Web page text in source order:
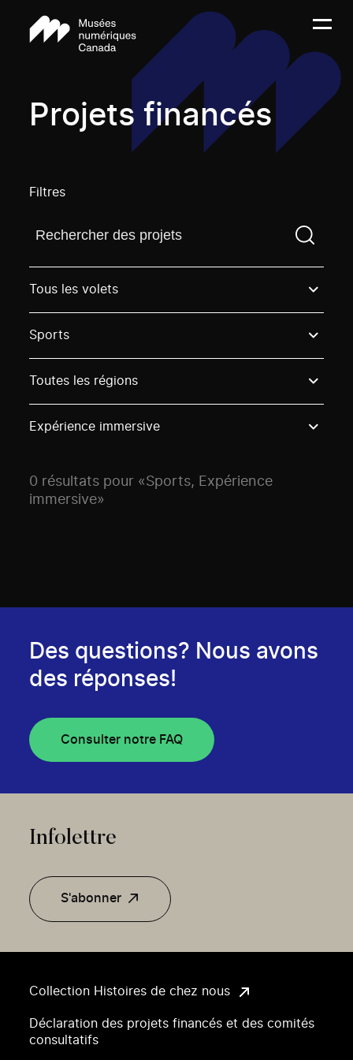
Projets financés
Filtres
Trouvez un projetVous devez saisir un terme de
Tous les volets
Sports
Toutes les régions
Expérience immersive
0 résultats pour «Sports, Expérience
immersive»
Collection Histoires de chez nous
Déclaration des projets financés et des comités
consultatifs
Des questions? Nous avons
des réponses!
Consulter notre FAQ
Infolettre
S'abonner